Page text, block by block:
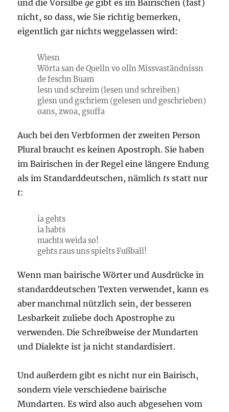
und die Vorsilbege gibt es im Bairischen (fast)
nicht, so dass, wie Sie richtig bemerken,
eigentlich gar nichts weggelassen wird:
Wiesn
Wörta san de Quelln vo olln Missvaständnissn
de feschn Buam
lesn und schreim (lesen und schreiben)
glesn und gschriem (gelesen und geschrieben)
oans, zwoa, gsuffa
Auch bei den Verbformen der zweiten Person
Plural braucht es keinen Apostroph. Sie haben
im Bairischen in der Regel eine längere Endung
als im Standarddeutschen, nämlich ts statt nur
t:
ia gehts
ia habts
machts weida so!
gehts raus uns spielts Fußball!
Wenn man bairische Wörter und Ausdrücke in
standarddeutschen Texten verwendet, kann es
aber manchmal nützlich sein, der besseren
Lesbarkeit zuliebe doch Apostrophe zu
verwenden. Die Schreibweise der Mundarten
und Dialekte ist ja nicht standardisiert.
Und außerdem gibt es nicht nur ein Bairisch,
sondern viele verschiedene bairische
Mundarten. Es wird also auch abgesehen vom